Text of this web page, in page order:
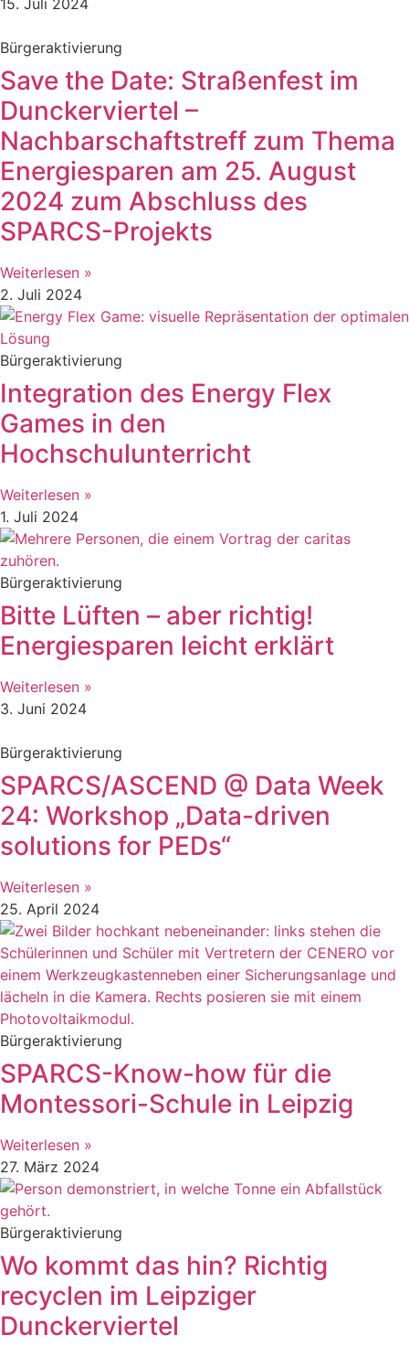
Bürgeraktivierung
Save the Date: Straßenfest im
Dunckerviertel –
Nachbarschaftstreff zum Thema
Energiesparen am 25. August
2024 zum Abschluss des
SPARCS-Projekts
Weiterlesen »
2. Juli 2024
Bürgeraktivierung
Integration des Energy Flex
Games in den
Hochschulunterricht
Weiterlesen »
1. Juli 2024
Bürgeraktivierung
Bitte Lüften – aber richtig!
Energiesparen leicht erklärt
Weiterlesen »
3. Juni 2024
Bürgeraktivierung
SPARCS/ASCEND @ Data Week
24: Workshop „Data-driven
solutions for PEDs“
Weiterlesen »
25. April 2024
Bürgeraktivierung
SPARCS-Know-how für die
Montessori-Schule in Leipzig
Weiterlesen »
27. März 2024
Bürgeraktivierung
Wo kommt das hin? Richtig
recyclen im Leipziger
Dunckerviertel